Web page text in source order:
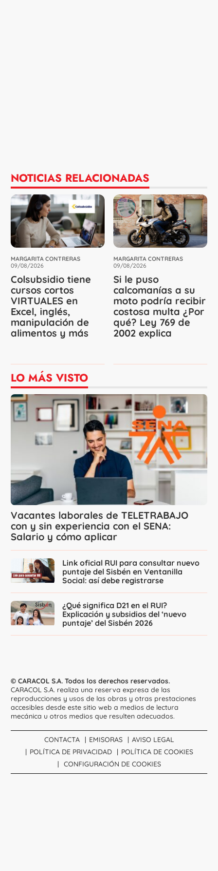
NOTICIAS RELACIONADAS
MARGARITA CONTRERAS
09/08/2026
Colsubsidio tiene
cursos cortos
VIRTUALES en
Excel, inglés,
manipulación de
alimentos y más
MARGARITA CONTRERAS
09/08/2026
Si le puso
calcomanías a su
moto podría recibir
costosa multa ¿Por
qué? Ley 769 de
2002 explica
LO MÁS VISTO
Vacantes laborales de TELETRABAJO
con y sin experiencia con el SENA:
Salario y cómo aplicar
Link oficial RUI para consultar nuevo
puntaje del Sisbén en Ventanilla
Social: así debe registrarse
¿Qué significa D21 en el RUI?
Explicación y subsidios del ‘nuevo
puntaje’ del Sisbén 2026
© CARACOL S.A. Todos los derechos reservados.
CARACOL S.A. realiza una reserva expresa de las
reproducciones y usos de las obras y otras prestaciones
accesibles desde este sitio web a medios de lectura
mecánica u otros medios que resulten adecuados.
CONTACTA EMISORAS
AVISO LEGAL
POLÍTICA DE PRIVACIDAD
POLÍTICA DE COOKIES
CONFIGURACIÓN DE COOKIES